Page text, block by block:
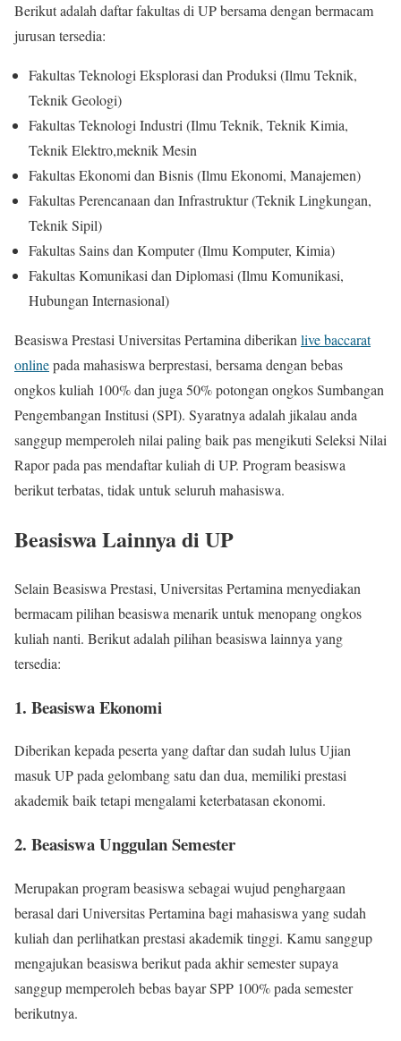
Berikut adalah daftar fakultas di UP bersama dengan bermacam
jurusan tersedia:
Fakultas Teknologi Eksplorasi dan Produksi (Ilmu Teknik,
Teknik Geologi)
Fakultas Teknologi Industri (Ilmu Teknik, Teknik Kimia,
Teknik Elektro,meknik Mesin
Fakultas Ekonomi dan Bisnis (Ilmu Ekonomi, Manajemen)
Fakultas Perencanaan dan Infrastruktur (Teknik Lingkungan,
Teknik Sipil)
Fakultas Sains dan Komputer (Ilmu Komputer, Kimia)
Fakultas Komunikasi dan Diplomasi (Ilmu Komunikasi,
Hubungan Internasional)
Beasiswa Prestasi Universitas Pertamina diberikan live baccarat
onlinepada mahasiswa berprestasi, bersama dengan bebas
ongkos kuliah 100% dan juga 50% potongan ongkos Sumbangan
Pengembangan Institusi (SPI). Syaratnya adalah jikalau anda
sanggup memperoleh nilai paling baik pas mengikuti Seleksi Nilai
Rapor pada pas mendaftar kuliah di UP. Program beasiswa
berikut terbatas, tidak untuk seluruh mahasiswa.
Beasiswa Lainnya di UP
Selain Beasiswa Prestasi, Universitas Pertamina menyediakan
bermacam pilihan beasiswa menarik untuk menopang ongkos
kuliah nanti. Berikut adalah pilihan beasiswa lainnya yang
tersedia:
1. Beasiswa Ekonomi
Diberikan kepada peserta yang daftar dan sudah lulus Ujian
masuk UP pada gelombang satu dan dua, memiliki prestasi
akademik baik tetapi mengalami keterbatasan ekonomi.
2. Beasiswa Unggulan Semester
Merupakan program beasiswa sebagai wujud penghargaan
berasal dari Universitas Pertamina bagi mahasiswa yang sudah
kuliah dan perlihatkan prestasi akademik tinggi. Kamu sanggup
mengajukan beasiswa berikut pada akhir semester supaya
sanggup memperoleh bebas bayar SPP 100% pada semester
berikutnya.